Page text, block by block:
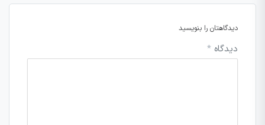
دیدگاهتان را بنویسید
دیدگاه *